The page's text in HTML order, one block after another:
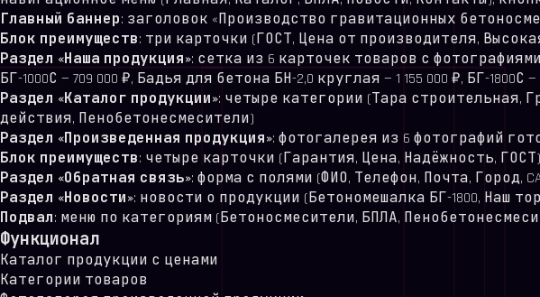
Главный баннер: заголовок «Производство гравитационных
Блок преимуществ: три карточки (ГОСТ, Цена от производителя,
Раздел «Наша продукция»: сетка из 6 карточек товаров с фотографиями и
БГ-1000С — 709 000 ₽, Бадья для бетона БН-2,0 круглая — 1 155 000 ₽, БГ-1800С —
Раздел «Каталог продукции»: четыре категории (Тара строительная,
действия, Пенобетонесмесители)
Раздел «Произведенная продукция»: фотогалерея из 6 фотографий
Блок преимуществ: четыре карточки (Гарантия, Цена, Надёжность, ГОСТ)
Раздел «Обратная связь»: форма с полями (ФИО, Телефон, Почта, Город,
Раздел «Новости»: новости о продукции (Бетономешалка БГ-1800, Наш
Подвал: меню по категориям (Бетоносмесители, БПЛА,
Функционал
Каталог продукции с ценами
Категории товаров